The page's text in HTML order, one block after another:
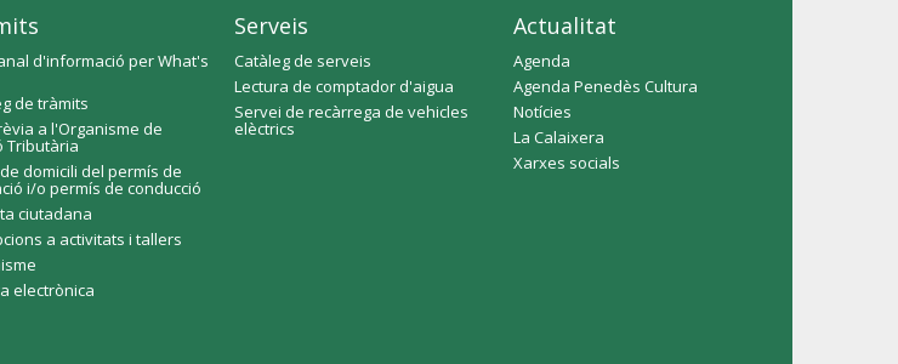
d'informació per What's
de tràmits
a l'Organisme de
Tributària
domicili del permís de
i/o permís de conducció
ciutadana
a activitats i tallers
electrònica
Serveis
Catàleg de serveis
Lectura de comptador d'aigua
Servei de recàrrega de vehicles
elèctrics
Actualitat
Agenda
Agenda Penedès Cultura
Notícies
La Calaixera
Xarxes socials